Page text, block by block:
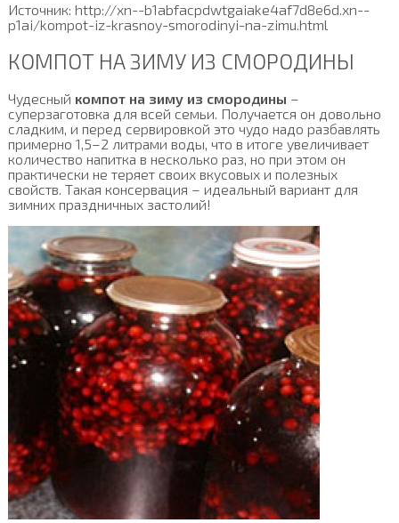
Источник: http://xn--b1abfacpdwtgaiake4af7d8e6d.xn--
p1ai/kompot-iz-krasnoy-smorodinyi-na-zimu.html
КОМПОТ НА ЗИМУ ИЗ СМОРОДИНЫ
Чудесный компот на зиму из смородины –
суперзаготовка для всей семьи. Получается он довольно
сладким, и перед сервировкой это чудо надо разбавлять
примерно 1,5–2 литрами воды, что в итоге увеличивает
количество напитка в несколько раз, но при этом он
практически не теряет своих вкусовых и полезных
свойств. Такая консервация – идеальный вариант для
зимних праздничных застолий!